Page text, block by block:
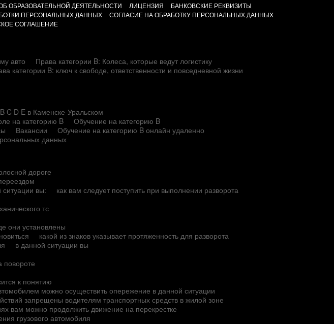
ОБРАЗОВАТЕЛЬНОЙ ДЕЯТЕЛЬНОСТИ ЛИЦЕНЗИЯ
БАНКОВСКИЕ РЕКВИЗИТЫ
ПЕРСОНАЛЬНЫХ ДАННЫХ
СОГЛАСИЕ НА ОБРАБОТКУ ПЕРСОНАЛЬНЫХ ДАННЫХ
СОГЛАШЕНИЕ
авто
Права категории B: Колеса, которые ведут логистику
категории B: ключ к свободе, ответственности и повседневной жизни
C D E в Каменске-Уральском
на категорию B
Обучение на категорию B
Вакансии
Обучение на категорию B онлайн удаленно
данных
дороге
ситуации вы:
как вам следует поступить при выполнении разворота
тс
они установлены
какой из знаков указывает протяженность для разворота
в данной ситуации вы
повороте
к понятию
можно осуществить опережение в данной ситуации
запрещены водителям транспортных средств в жилой зоне
вам можно продолжить движение на перекрестке
грузового автомобиля